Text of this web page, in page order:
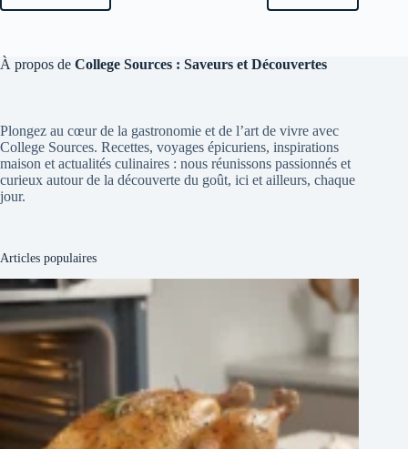
À propos de College Sources : Saveurs et Découvertes
Plongez au cœur de la gastronomie et de l’art de vivre avec
College Sources. Recettes, voyages épicuriens, inspirations
maison et actualités culinaires : nous réunissons passionnés et
curieux autour de la découverte du goût, ici et ailleurs, chaque
jour.
Articles populaires